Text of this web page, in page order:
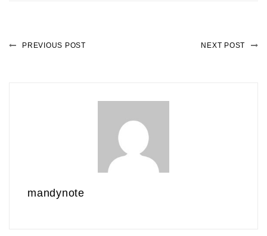
PREVIOUS POST NEXT POST
mandynote